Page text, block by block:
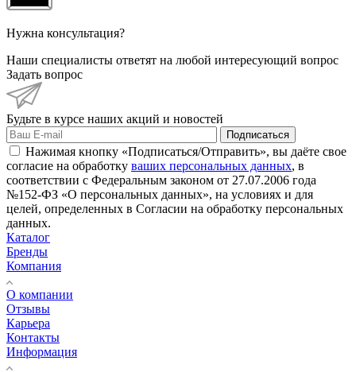
Нужна консультация?
Наши специалисты ответят на любой интересующий вопрос
Задать вопрос
Будьте в курсе наших акций и новостей
Подписаться
Нажимая кнопку «Подписаться/Отправить», вы даёте свое
согласие на обработку ваших персональных данных, в
соответствии с Федеральным законом от 27.07.2006 года
№152-ФЗ «О персональных данных», на условиях и для
целей, определенных в Согласии на обработку персональных
данных.
Каталог
Бренды
Компания
О компании
Отзывы
Карьера
Контакты
Информация